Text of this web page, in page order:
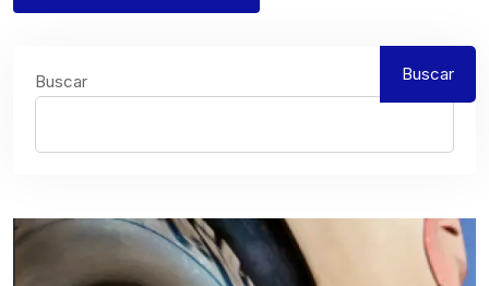
Buscar Buscar